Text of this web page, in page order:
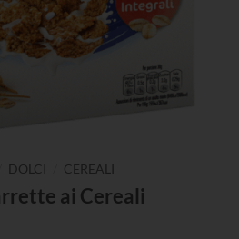
DOLCI CEREALI
ai Cereali